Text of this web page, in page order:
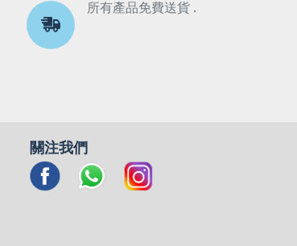
所有產品免費送貨 .
關注我們